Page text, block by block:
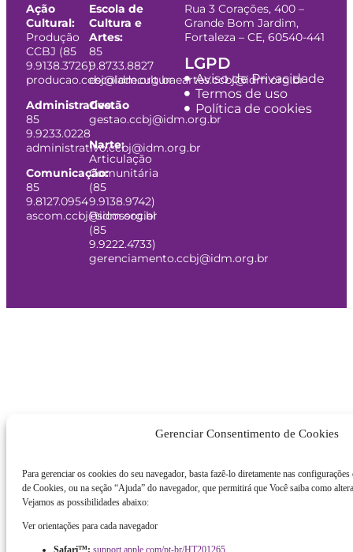
Gerenciar Consentimento de Cookies
Para gerenciar os cookies do seu navegador, basta fazê-lo diretamente nas configurações
de Cookies, ou na seção “Ajuda” do navegador, que permitirá que Você saiba como
Vejamos as possibilidades abaixo:
Ver orientações para cada navegador
Safari™: support.apple.com/pt-br/HT201265
Ação
Cultural:
Produção
CCBJ (85
9.9138.3726)
producao.ccbj@idm.org.br
Administrativo:
85
9.9233.0228
administrativo.ccbj@idm.org.br
Comunicação:
85
9.8127.0954
ascom.ccbj@idm.org.br
Escola de
Cultura e
Artes:
85
9.8733.8827
escoladeculturaeartes.ccbj@idm.org.br
Gestão
gestao.ccbj@idm.org.br
Narte:
Articulação
Comunitária
(85
9.9138.9742)
Psicossocial
(85
9.9222.4733)
gerenciamento.ccbj@idm.org.br
Rua 3 Corações, 400 –
Grande Bom Jardim,
Fortaleza – CE, 60540-441
LGPD
Aviso de Privacidade
Termos de uso
Política de cookies